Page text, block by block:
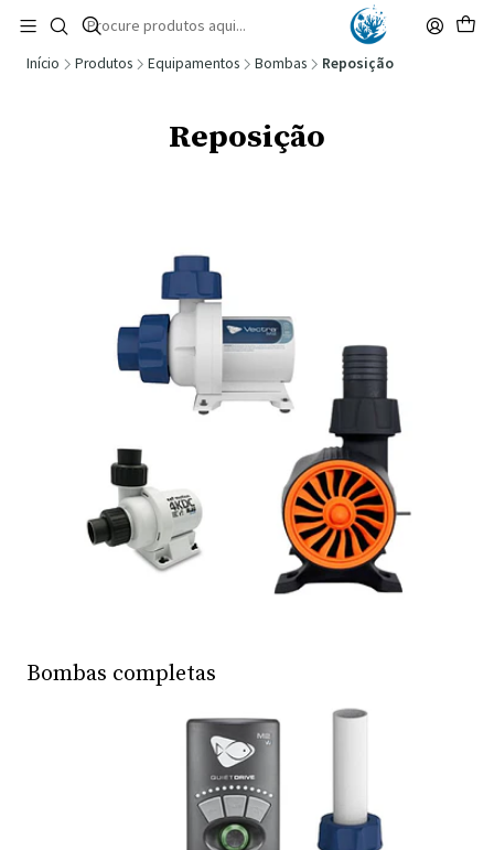
🚚 Portugal Continental: Portes Grátis desde 149,90€ (Envio extresso: 14,90€)
Ler mais
Início Produtos Equipamentos Bombas Reposição
Reposição
Bombas completas